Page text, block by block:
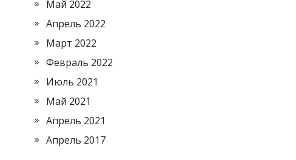
Май 2022
Апрель 2022
Март 2022
Февраль 2022
Июль 2021
Май 2021
Апрель 2021
Апрель 2017